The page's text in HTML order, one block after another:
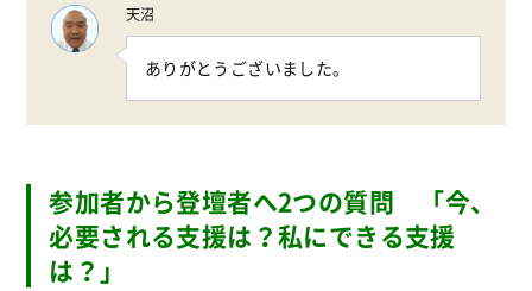
天沼
ありがとうございました。
参加者から登壇者へ2つの質問 「今、
必要される支援は？私にできる支援
は？」